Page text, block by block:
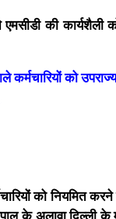
की
को
को नियमित करने
के अलावा दिल्ली